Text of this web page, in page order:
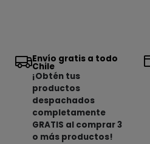
Envío gratis a todo
Chile
¡Obtén tus
productos
despachados
completamente
GRATIS al comprar 3
o más productos!